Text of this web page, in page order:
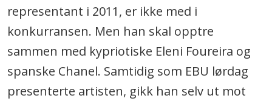
representant i 2011, er ikke med i
konkurransen. Men han skal opptre
sammen med kypriotiske Eleni Foureira og
spanske Chanel. Samtidig som EBU lørdag
presenterte artisten, gikk han selv ut mot